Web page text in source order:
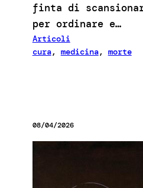
finta di
per ordinare e…
Articoli
cura, medicina, morte
08/04/2026